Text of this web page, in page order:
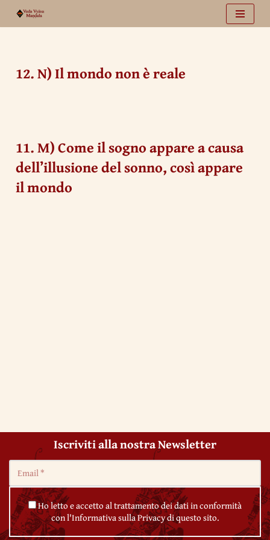
12. N) Il mondo non è reale
11. M) Come il sogno appare a causa
dell’illusione del sonno, così appare
il mondo
Iscriviti alla nostra Newsletter
Ho letto e accetto al trattamento dei dati in conformità
con l'Informativa sulla Privacy di questo sito.